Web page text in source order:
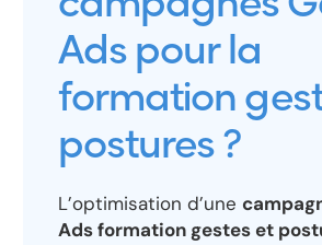
Ads pour la
formation
postures ?
L’optimisation d’une
Ads formation gestes et